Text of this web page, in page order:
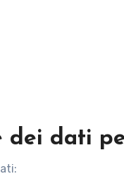
dei dati